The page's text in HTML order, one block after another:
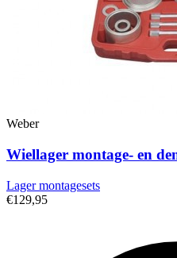
Weber
Wiellager montage- en
Lager montagesets
€129,95